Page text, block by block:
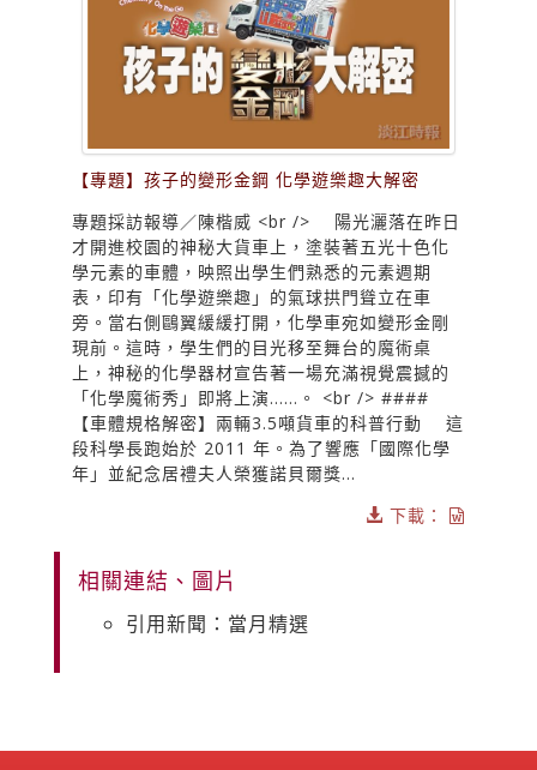
【專題】孩子的變形金鋼 化學遊樂趣大解密
專題採訪報導／陳楷威 <br /> 陽光灑落在昨日
才開進校園的神秘大貨車上，塗裝著五光十色化
學元素的車體，映照出學生們熟悉的元素週期
表，印有「化學遊樂趣」的氣球拱門聳立在車
旁。當右側鷗翼緩緩打開，化學車宛如變形金剛
現前。這時，學生們的目光移至舞台的魔術桌
上，神秘的化學器材宣告著一場充滿視覺震撼的
「化學魔術秀」即將上演……。 <br /> ####
【車體規格解密】兩輛3.5噸貨車的科普行動 這
段科學長跑始於 2011 年。為了響應「國際化學
年」並紀念居禮夫人榮獲諾貝爾獎...
下載：
相關連結、圖片
引用新聞：當月精選